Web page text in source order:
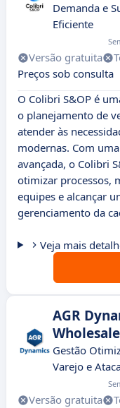
Demanda e
Eficiente
Versão gratuita
Preços sob consulta
O Colibri S&OP é
o planejamento de
atender às
modernas. Com
avançada, o Colibri
otimizar processos,
equipes e alcançar
gerenciamento da
Veja mais
AGR
Wholesale
Gestão
Varejo e
Versão gratuita